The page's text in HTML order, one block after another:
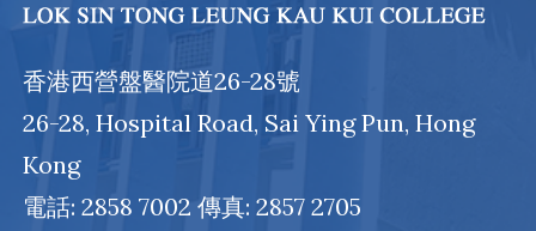
香港西營盤醫院道26-28號
26-28, Hospital Road, Sai Ying Pun, Hong
Kong
電話: 2858 7002 傳真: 2857 2705